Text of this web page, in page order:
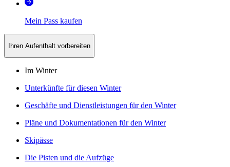
Mein Pass kaufen
Ihren Aufenthalt vorbereiten
Im Winter
Unterkünfte für diesen Winter
Geschäfte und Dienstleistungen für den Winter
Pläne und Dokumentationen für den Winter
Skipässe
Die Pisten und die Aufzüge